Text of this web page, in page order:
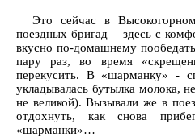
Это сейчас в
поездных бригад – здесь с
вкусно по-домашнему
пару раз, во время
перекусить. В «шарманку» -
укладывалась бутылка молока,
не великой). Вызывали же в
отдохнуть, как снова
«шарманки»…